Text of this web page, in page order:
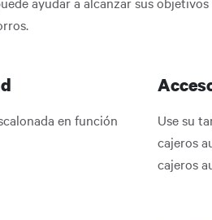
en función
Use su
cajeros
cajeros